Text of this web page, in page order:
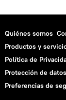
Quiénes somos
Productos y
Política de
Protección de
Preferencias de